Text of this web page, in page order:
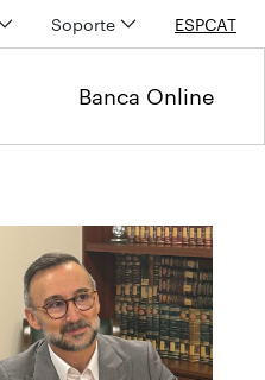
Soporte ESPCAT
Banca Online